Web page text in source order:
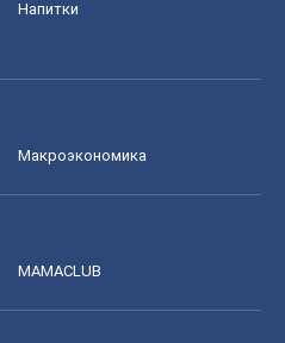
Напитки
Mакроэкономика
MAMACLUB